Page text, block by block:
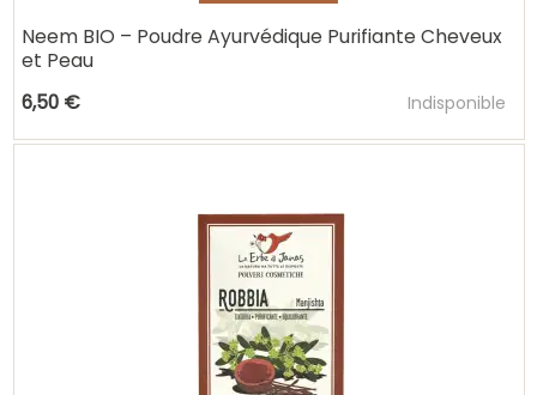
Neem BIO – Poudre Ayurvédique Purifiante Cheveux
et Peau
6,50 €
Indisponible
Ajouter au